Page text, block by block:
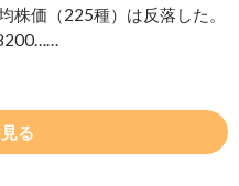
株価（225種）は反落した。
る